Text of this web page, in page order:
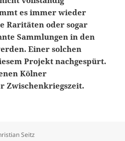
es immer wieder
Raritäten oder sogar
Sammlungen in den
Einer solchen
Projekt nachgespürt.
Kölner
Zwischenkriegszeit.
Kölner Studentenbücherei
Seitz